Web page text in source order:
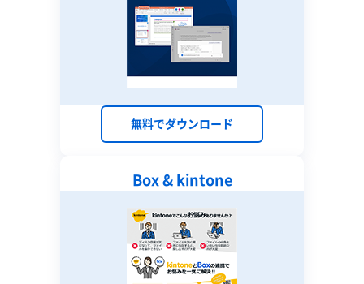
無料でダウンロード
Box & kintone